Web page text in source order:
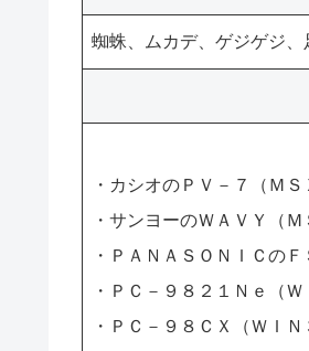
蜘蛛、ムカデ、ゲジゲジ
・カシオのＰＶ－７（ＭＳ
・サンヨーのＷＡＶＹ（Ｍ
・ＰＡＮＡＳＯＮＩＣのＦ
・ＰＣ－９８２１Ｎｅ（Ｗ
・ＰＣ－９８ＣＸ（ＷＩＮ